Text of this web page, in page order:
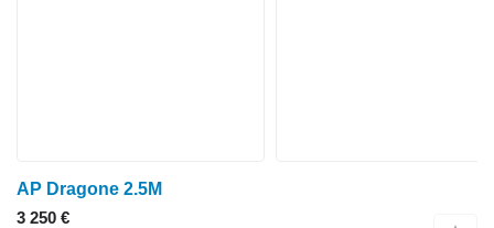
AP Dragone 2.5M
3 250 €